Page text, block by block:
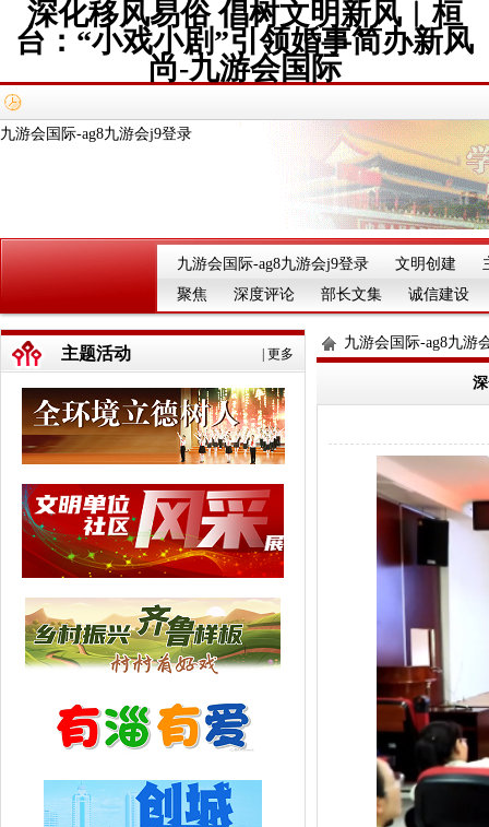
深化移风易俗 倡树文明新风︱桓
台：“小戏小剧”引领婚事简办新风
尚-九游会国际
九游会国际-ag8九游会j9登录
九游会国际-ag8九游会j9登录 文明创建
聚焦
深度评论 部长文集 诚信建设
更多
主题活动
九游会国际-ag8九游